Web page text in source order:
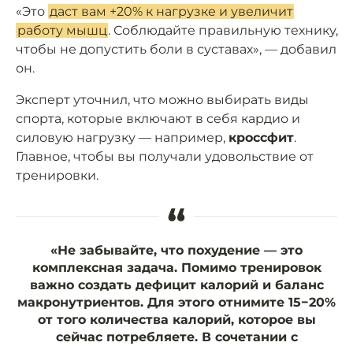
«Это даст вам +20% к нагрузке и увеличит
работу мышц. Соблюдайте правильную технику,
чтобы не допустить боли в суставах», — добавил
он.
Эксперт уточнил, что можно выбирать виды
спорта, которые включают в себя кардио и
силовую нагрузку — например, кроссфит.
Главное, чтобы вы получали удовольствие от
тренировки.
“
«Не забывайте, что похудение — это
комплексная задача. Помимо тренировок
важно создать дефицит калорий и баланс
макронутриентов. Для этого отнимите 15−20%
от того количества калорий, которое вы
сейчас потребляете. В сочетании с